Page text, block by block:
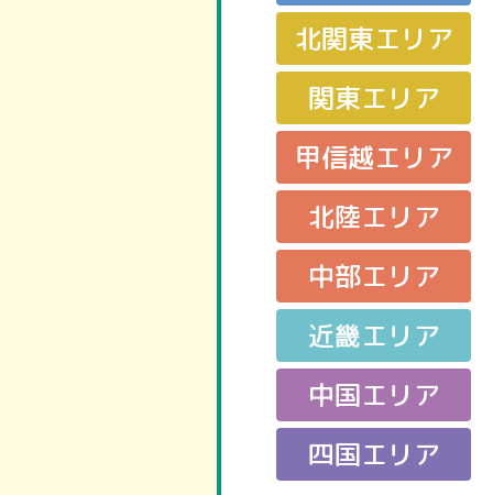
北関東エリア
関東エリア
甲信越エリア
北陸エリア
中部エリア
近畿エリア
中国エリア
四国エリア